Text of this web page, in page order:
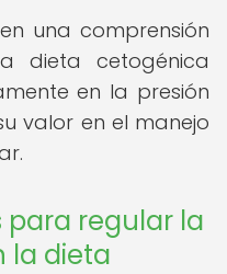
una comprensión
dieta cetogénica
en la presión
valor en el manejo
regular la
la dieta